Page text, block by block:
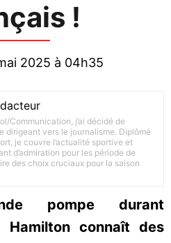
!
2025 à 04h35
Communication, j’ai décidé de
dirigeant vers le journalisme. Diplômé
je couvre l’actualité sportive et
d’admiration pour les période de
des choix cruciaux pour la saison
pompe durant
Hamilton connaît des